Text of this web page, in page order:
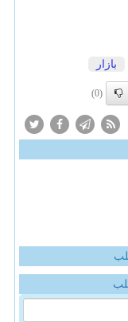
بازار
(0)